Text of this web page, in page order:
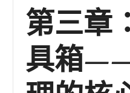
第三章
具箱